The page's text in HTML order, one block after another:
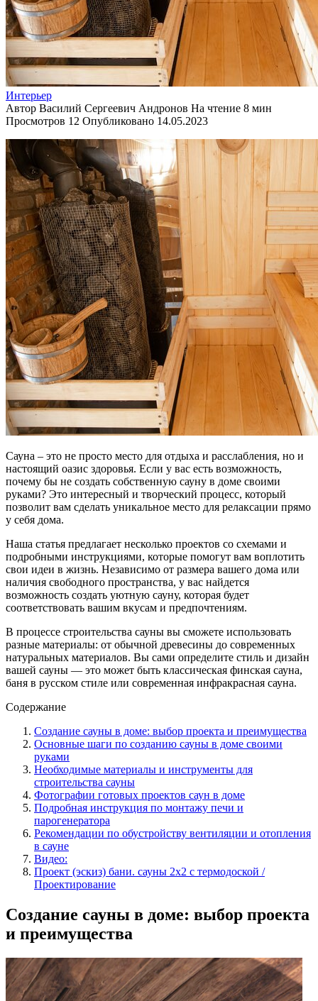
Интерьер
Автор Василий Сергеевич Андронов На чтение 8 мин
Просмотров 12 Опубликовано 14.05.2023
Сауна – это не просто место для отдыха и расслабления, но и
настоящий оазис здоровья. Если у вас есть возможность,
почему бы не создать собственную сауну в доме своими
руками? Это интересный и творческий процесс, который
позволит вам сделать уникальное место для релаксации прямо
у себя дома.
Наша статья предлагает несколько проектов со схемами и
подробными инструкциями, которые помогут вам воплотить
свои идеи в жизнь. Независимо от размера вашего дома или
наличия свободного пространства, у вас найдется
возможность создать уютную сауну, которая будет
соответствовать вашим вкусам и предпочтениям.
В процессе строительства сауны вы сможете использовать
разные материалы: от обычной древесины до современных
натуральных материалов. Вы сами определите стиль и дизайн
вашей сауны — это может быть классическая финская сауна,
баня в русском стиле или современная инфракрасная сауна.
Содержание
Создание сауны в доме: выбор проекта и преимущества
Основные шаги по созданию сауны в доме своими
руками
Необходимые материалы и инструменты для
строительства сауны
Фотографии готовых проектов саун в доме
Подробная инструкция по монтажу печи и
парогенератора
Рекомендации по обустройству вентиляции и отопления
в сауне
Видео:
Проект (эскиз) бани. сауны 2х2 с термодоской /
Проектирование
Создание сауны в доме: выбор проекта
и преимущества